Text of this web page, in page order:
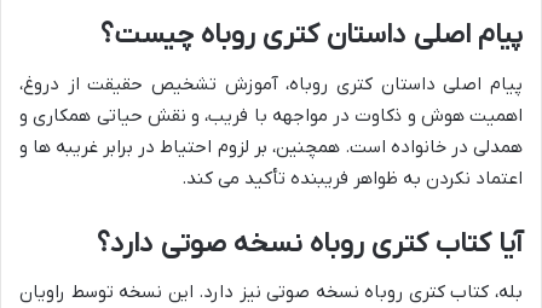
پیام اصلی داستان کتری روباه چیست؟
پیام اصلی داستان کتری روباه، آموزش تشخیص حقیقت از دروغ،
اهمیت هوش و ذکاوت در مواجهه با فریب، و نقش حیاتی همکاری و
همدلی در خانواده است. همچنین، بر لزوم احتیاط در برابر غریبه ها و
اعتماد نکردن به ظواهر فریبنده تأکید می کند.
آیا کتاب کتری روباه نسخه صوتی دارد؟
بله، کتاب کتری روباه نسخه صوتی نیز دارد. این نسخه توسط راویان